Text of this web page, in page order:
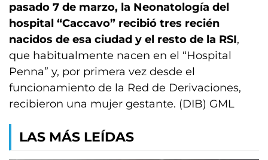
pasado 7 de marzo, la Neonatología del
hospital “Caccavo” recibió tres recién
nacidos de esa ciudad y el resto de la RSI,
que habitualmente nacen en el “Hospital
Penna” y, por primera vez desde el
funcionamiento de la Red de Derivaciones,
recibieron una mujer gestante. (DIB) GML
LAS MÁS LEÍDAS